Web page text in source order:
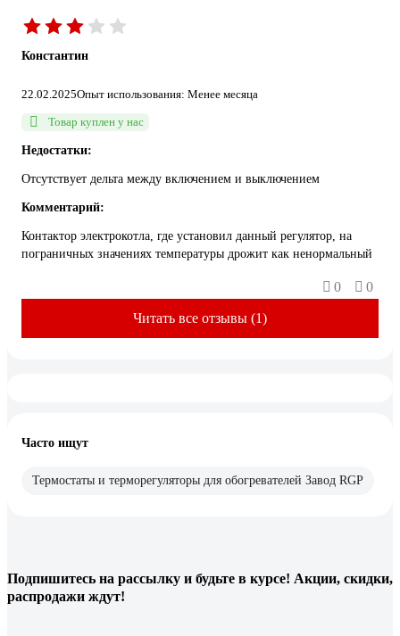
Константин
22.02.2025Опыт использования: Менее месяца
Товар куплен у нас
Недостатки:
Отсутствует дельта между включением и выключением
Комментарий:
Контактор электрокотла, где установил данный регулятор, на
пограничных значениях температуры дрожит как ненормальный
Читать все отзывы (1)
0 0
Часто ищут
Термостаты и терморегуляторы для обогревателей Завод RGP
Подпишитесь на рассылку и будьте в курсе! Акции, скидки,
распродажи ждут!